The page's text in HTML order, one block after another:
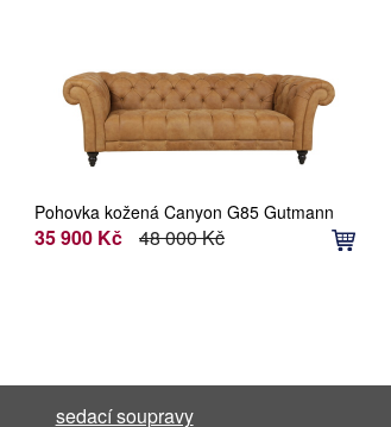
Pohovka kožená Canyon G85 Gutmann
Factory
35 900 Kč 48 000 Kč
sedací soupravy